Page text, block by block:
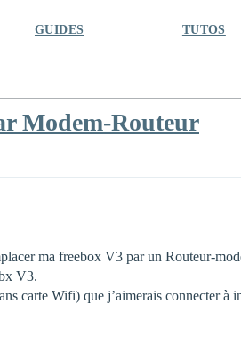
GUIDES TUTOS
Modem-Routeur
ma freebox V3 par un Routeur-
V3.
carte Wifi) que j’aimerais connecter à